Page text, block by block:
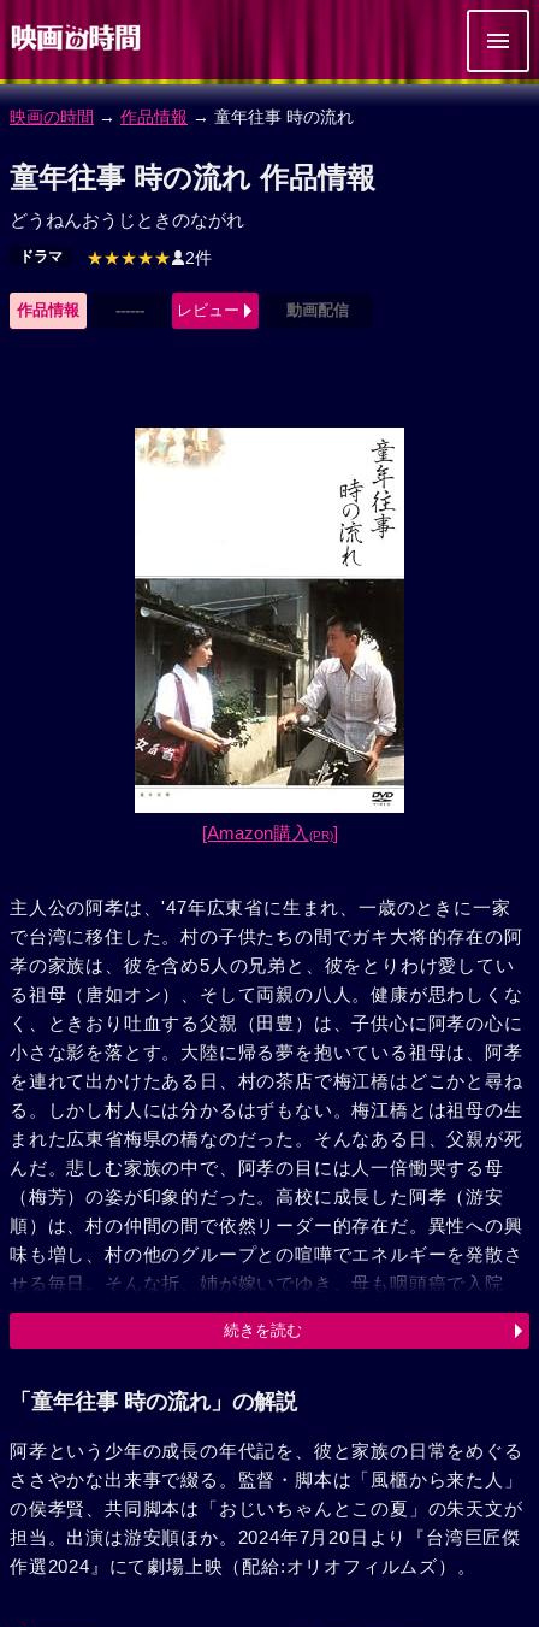
映画の時間 → 作品情報 → 童年往事 時の流れ
童年往事 時の流れ 作品情報
どうねんおうじときのながれ
ドラマ ★★★★★ 2件
作品情報 ------ レビュー 動画配信
[Amazon購入 (PR)]
主人公の阿孝は、'47年広東省に生まれ、一歳のときに一家
で台湾に移住した。村の子供たちの間でガキ大将的存在の阿
孝の家族は、彼を含め5人の兄弟と、彼をとりわけ愛してい
る祖母（唐如オン）、そして両親の八人。健康が思わしくな
く、ときおり吐血する父親（田豊）は、子供心に阿孝の心に
小さな影を落とす。大陸に帰る夢を抱いている祖母は、阿孝
を連れて出かけたある日、村の茶店で梅江橋はどこかと尋ね
る。しかし村人には分かるはずもない。梅江橋とは祖母の生
まれた広東省梅県の橋なのだった。そんなある日、父親が死
んだ。悲しむ家族の中で、阿孝の目には人一倍慟哭する母
（梅芳）の姿が印象的だった。高校に成長した阿孝（游安
順）は、村の仲間の間で依然リーダー的存在だ。異性への興
味も増し、村の他のグループとの喧嘩でエネルギーを発散さ
せる毎日。そんな折、姉が嫁いでゆき、母も咽頭癌で入院
し、家には男兄弟と、いまや90歳に手の届かんとする祖母が
残される。退院してきた母はすっかり衰弱し、時を経ずして
取る。祖母の死に顔を見ながら阿孝は、祖母の帰りたがって
い頃、故郷の橋を訪ねたあの青ザクロのなる道がそれだった
のか、と。
続きを読む
「童年往事 時の流れ」の解説
阿孝という少年の成長の年代記を、彼と家族の日常をめぐる
ささやかな出来事で綴る。監督・脚本は「風櫃から来た人」
の侯孝賢、共同脚本は「おじいちゃんとこの夏」の朱天文が
担当。出演は游安順ほか。2024年7月20日より『台湾巨匠傑
作選2024』にて劇場上映（配給:オリオフィルムズ）。